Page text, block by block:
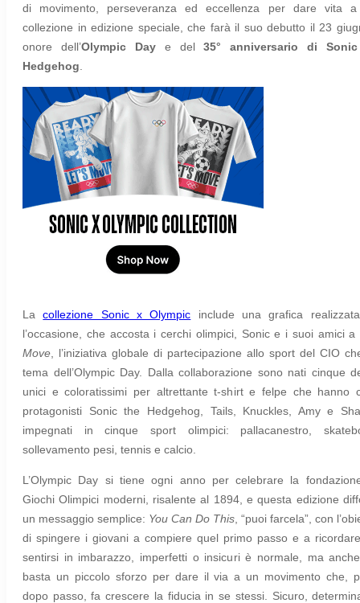
di movimento, perseveranza ed eccellenza per dare vita
collezione in edizione speciale, che farà il suo debutto il 23
onore dell’Olympic Daye del35° anniversario di
Hedgehog
Lacollezione Sonic x Olympic include una grafica
l’occasione, che accosta i cerchi olimpici, Sonic e i suoi amici a
Move , l’iniziativa globale di partecipazione allo sport del CIO
tema dell’Olympic Day. Dalla collaborazione sono nati cinque
unici e coloratissimi per altrettante t-shirt e felpe che hanno
protagonisti Sonic the Hedgehog, Tails, Knuckles, Amy e
impegnati in cinque sport olimpici: pallacanestro,
sollevamento pesi, tennis e calcio.
L’Olympic Day si tiene ogni anno per celebrare la
Giochi Olimpici moderni, risalente al 1894, e questa edizione
un messaggio semplice: You Can Do This , “puoi farcela”, con
di spingere i giovani a compiere quel primo passo e a
sentirsi in imbarazzo, imperfetti o insicuri è normale, ma
basta un piccolo sforzo per dare il via a un movimento che,
dopo passo, fa crescere la fiducia in se stessi. Sicuro,